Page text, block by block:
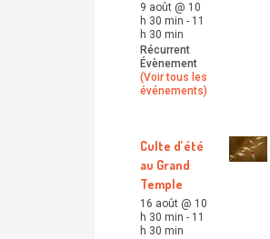
9 août @ 10
h 30 min - 11
h 30 min
Récurrent
Évènement
(Voir tous les
événements)
Culte d’été
au Grand
Temple
16 août @ 10
h 30 min - 11
h 30 min